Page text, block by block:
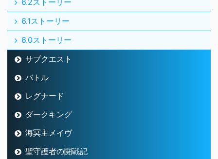
6.2ストーリー
6.1ストーリー
6.0ストーリー
サブクエスト
バトル
レグナード
ダークキング
海冥主メイヴ
聖守護者の闘戦記